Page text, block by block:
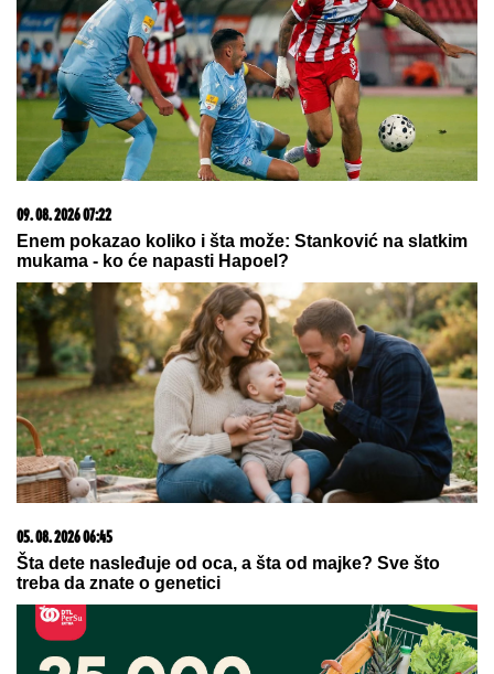
06. 08. 2026 07:08
Evo u kojim banjama važi vaučer od 10.000 dinara -
kompletan spisak destinacija u Srbiji
23. 07. 2026 12:47
Letnje večeri u gradu više nisu rezervisane za vikend:
Zašto sve više ljudi bira večeru koja se spontano
pretvori u druženje